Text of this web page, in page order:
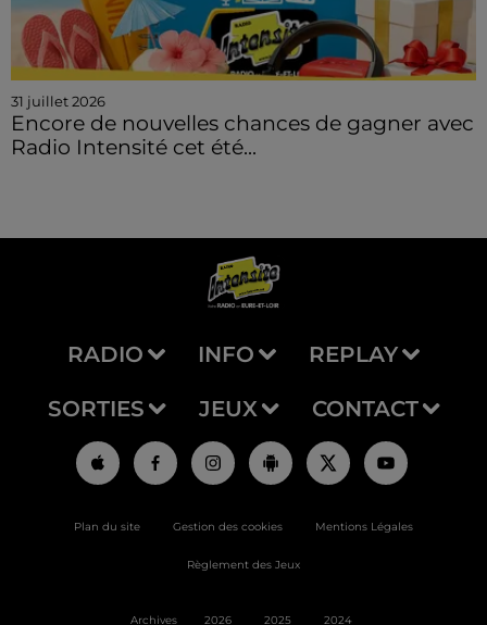
31 juillet 2026
Encore de nouvelles chances de gagner avec
Radio Intensité cet été...
RADIO INFO REPLAY
SORTIES JEUX CONTACT
Plan du site Gestion des cookies Mentions Légales
Règlement des Jeux
Archives 2026 2025 2024